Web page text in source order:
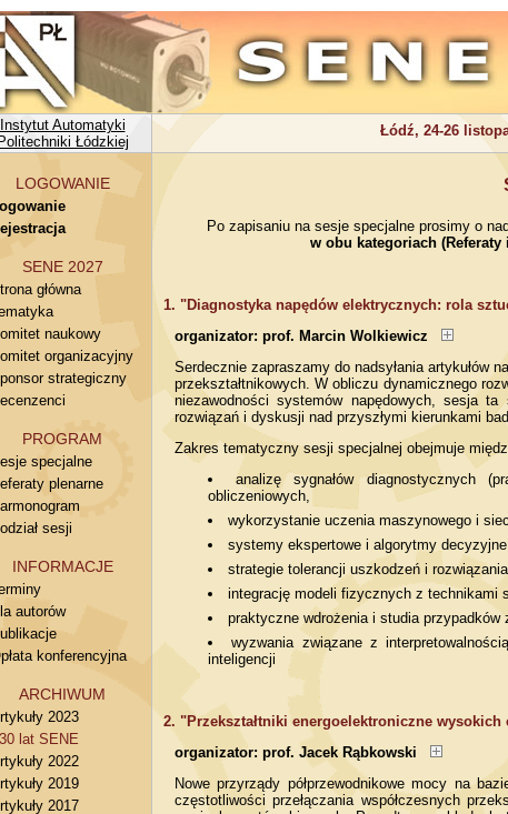
Instytut Automatyki
Politechniki Łódzkiej
Łódź, 24-26
LOGOWANIE
SENE 2027
główna
naukowy
organizacyjny
strategiczny
PROGRAM
specjalne
plenarne
sesji
INFORMACJE
autorów
konferencyjna
ARCHIWUM
2023
lat SENE
2022
2019
2017
Po zapisaniu na sesje specjalne prosimy o
w obu kategoriach
1. "Diagnostyka napędów elektrycznych: rola
organizator: prof. Marcin Wolkiewicz
Serdecznie zapraszamy do nadsyłania artykułów
przekształtnikowych. W obliczu dynamicznego
niezawodności systemów napędowych, sesja
rozwiązań i dyskusji nad przyszłymi kierunkami
Zakres tematyczny sesji specjalnej obejmuje
analizę sygnałów diagnostycznych
obliczeniowych,
wykorzystanie uczenia maszynowego i
systemy ekspertowe i algorytmy
strategie tolerancji uszkodzeń i
integrację modeli fizycznych z technikami
praktyczne wdrożenia i studia przypadków
wyzwania związane z
inteligencji
2. "Przekształtniki energoelektroniczne
organizator: prof. Jacek Rąbkowski
Nowe przyrządy półprzewodnikowe mocy na
częstotliwości przełączania współczesnych